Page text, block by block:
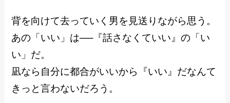
背を向けて去っていく男を見送りながら思う。
あの「いい」は──『話さなくていい』の「い
い」だ。
凪なら自分に都合がいいから『いい』だなんて
きっと言わないだろう。